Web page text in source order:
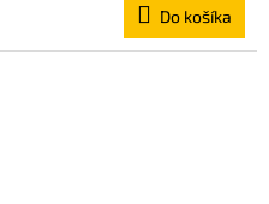
Do košíka